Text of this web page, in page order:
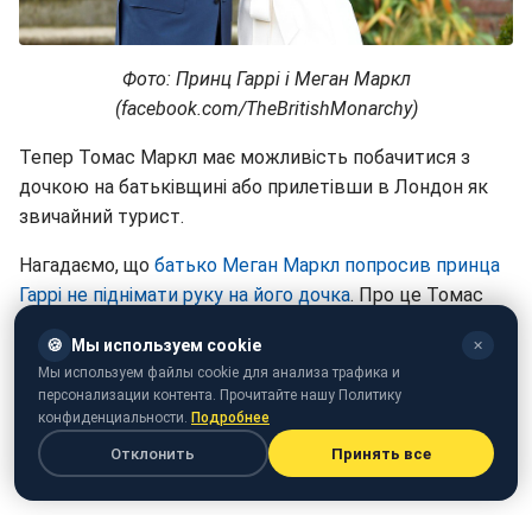
Фото: Принц Гаррі і Меган Маркл
(facebook.com/TheBritishMonarchy)
Тепер Томас Маркл має можливість побачитися з
дочкою на батьківщині або прилетівши в Лондон як
звичайний турист.
Нагадаємо, що батько Меган Маркл попросив принца
Гаррі не піднімати руку на його дочка. Про це Томас
🍪 Мы используем cookie ✕
Мы используем файлы cookie для анализа трафика и
персонализации контента. Прочитайте нашу Политику
конфиденциальности. Подробнее
Отклонить Принять все